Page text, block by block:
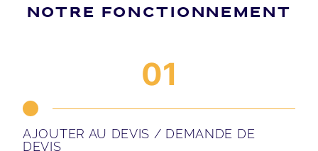
NOTRE FONCTIONNEMENT
01
AJOUTER AU DEVIS / DEMANDE DE
DEVIS